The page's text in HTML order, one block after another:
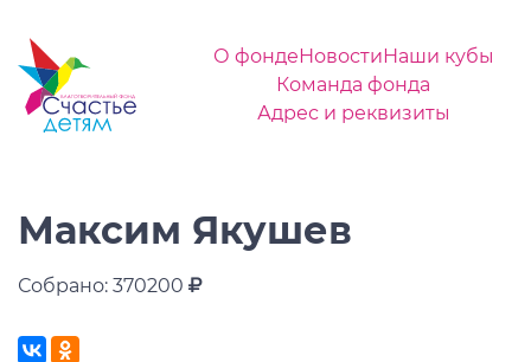
О фондеНовостиНаши кубы
Команда фонда
Адрес и реквизиты
Максим Якушев
Собрано: 370200